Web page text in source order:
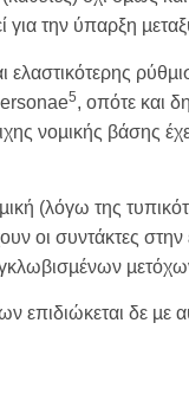
την ύπαρξη
ελαστικότερης
5, οπότε και
νοµικής βάσης
(λόγω της
οι συντάκτες
επιδιώκεται δε